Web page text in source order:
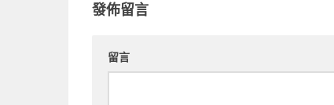
發佈留言
留言